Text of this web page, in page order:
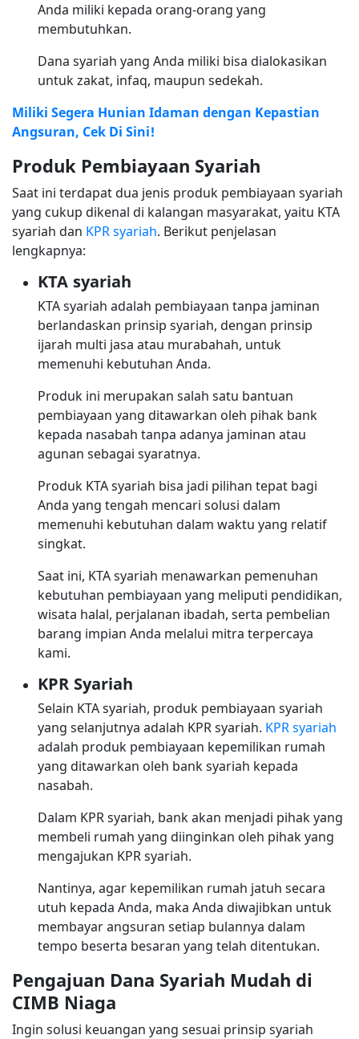
Anda miliki kepada orang-orang yang
membutuhkan.
Dana syariah yang Anda miliki bisa dialokasikan
untuk zakat, infaq, maupun sedekah.
Miliki Segera Hunian Idaman dengan Kepastian
Angsuran, Cek Di Sini!
Produk Pembiayaan Syariah
Saat ini terdapat dua jenis produk pembiayaan syariah
yang cukup dikenal di kalangan masyarakat, yaitu KTA
syariah dan KPR syariah. Berikut penjelasan
lengkapnya:
KTA syariah
KTA syariah adalah pembiayaan tanpa jaminan
berlandaskan prinsip syariah, dengan prinsip
ijarah multi jasa atau murabahah, untuk
memenuhi kebutuhan Anda.
Produk ini merupakan salah satu bantuan
pembiayaan yang ditawarkan oleh pihak bank
kepada nasabah tanpa adanya jaminan atau
agunan sebagai syaratnya.
Produk KTA syariah bisa jadi pilihan tepat bagi
Anda yang tengah mencari solusi dalam
memenuhi kebutuhan dalam waktu yang relatif
singkat.
Saat ini, KTA syariah menawarkan pemenuhan
kebutuhan pembiayaan yang meliputi pendidikan,
wisata halal, perjalanan ibadah, serta pembelian
barang impian Anda melalui mitra terpercaya
kami.
KPR Syariah
Selain KTA syariah, produk pembiayaan syariah
yang selanjutnya adalah KPR syariah. KPR syariah
adalah produk pembiayaan kepemilikan rumah
yang ditawarkan oleh bank syariah kepada
nasabah.
Dalam KPR syariah, bank akan menjadi pihak yang
membeli rumah yang diinginkan oleh pihak yang
mengajukan KPR syariah.
Nantinya, agar kepemilikan rumah jatuh secara
utuh kepada Anda, maka Anda diwajibkan untuk
membayar angsuran setiap bulannya dalam
tempo beserta besaran yang telah ditentukan.
Pengajuan Dana Syariah Mudah di
CIMB Niaga
Ingin solusi keuangan yang sesuai prinsip syariah